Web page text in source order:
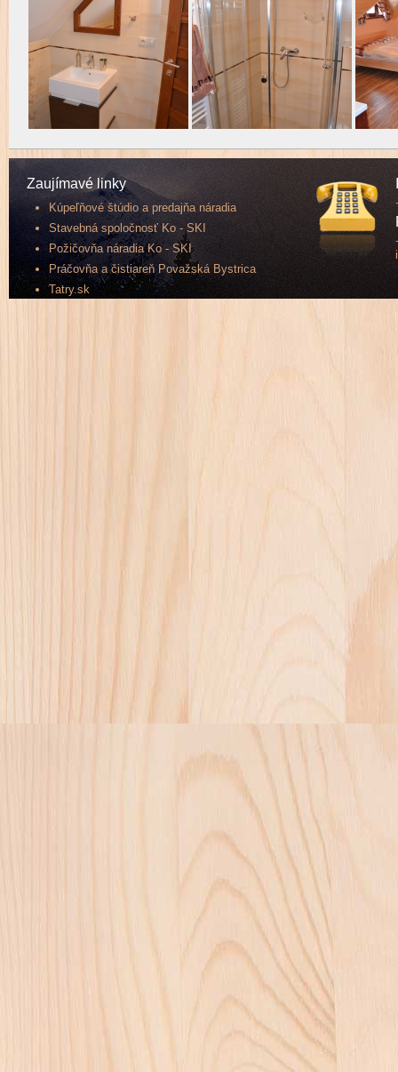
Zaujímavé linky
Kúpeľňové štúdio a predajňa náradia
Stavebná spoločnosť Ko - SKI
Požičovňa náradia Ko - SKI
Práčovňa a čistiareň Považská Bystrica
Tatry.sk